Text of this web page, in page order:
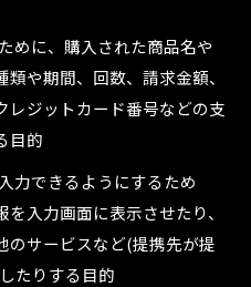
めに、購入された商品名や
や期間、回数、請求金額、
レジットカード番号などの支
目的
力できるようにするため
入力画面に表示させたり、
のサービスなど(提携先が提
たりする目的